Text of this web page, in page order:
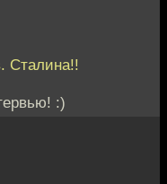
Сталина!!
:)